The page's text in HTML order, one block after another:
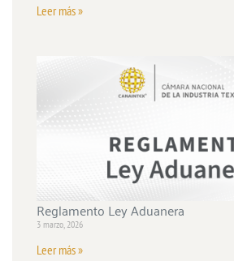
Leer más »
Reglamento Ley Aduanera
3 marzo, 2026
Leer más »